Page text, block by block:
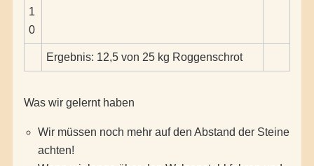
1
0
Ergebnis: 12,5 von 25 kg Roggenschrot
Was wir gelernt haben
Wir müssen noch mehr auf den Abstand der Steine
achten!